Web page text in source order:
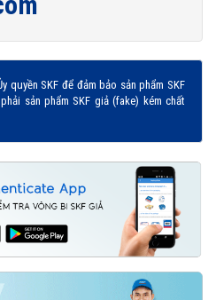
quyền SKF để đảm bảo sản phẩm SKF
sản phẩm SKF giả (fake) kém chất